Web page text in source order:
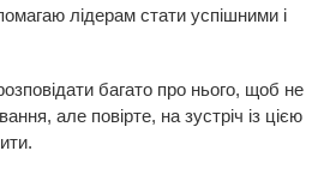
лідерам стати успішними і
багато про нього, щоб не
але повірте, на зустріч із цією